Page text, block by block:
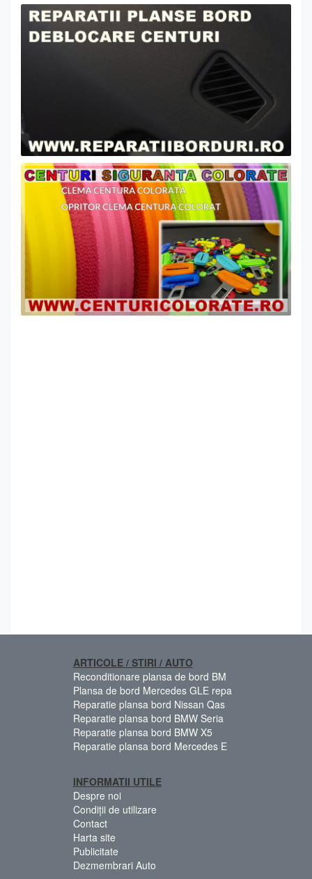
ARTICOLE / STIRI / AUTO
Reconditionare plansa de bord BM
Plansa de bord Mercedes GLE repa
Reparatie plansa bord Nissan Qas
Reparatie plansa bord BMW Seria
Reparatie plansa bord BMW X5
Reparatie plansa bord Mercedes E
INFORMATII UTILE
Despre noi
Condiții de utilizare
Contact
Harta site
Publicitate
Dezmembrari Auto